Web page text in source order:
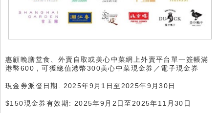
惠顧晚膳堂食、外賣自取或美心中菜網上外賣平台單一簽帳滿
港幣600，可獲總值港幣300美心中菜現金券／電子現金券
現金券派發日期: 2025年9月1日至2025年9月30日
$150現金券有效期: 2025年9月2日至2025年11月30日